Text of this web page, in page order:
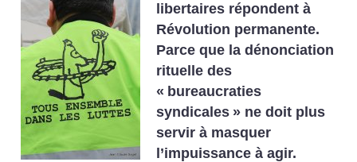
libertaires répondent à
Révolution permanente.
Parce que la dénonciation
rituelle des
« bureaucraties
syndicales » ne doit plus
servir à masquer
l’impuissance à agir.